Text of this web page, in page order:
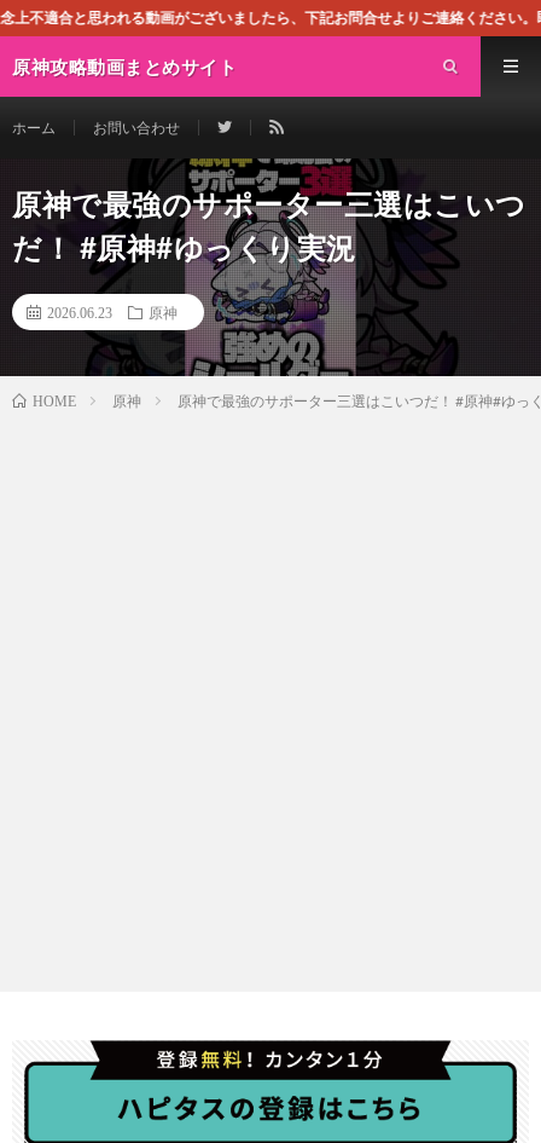
動画がございましたら、下記お問合せよりご連絡ください。即刻対処させて
原神攻略動画まとめサイト
ホーム お問い合わせ
原神で最強のサポーター三選はこいつ
だ！ #原神#ゆっくり実況
2026.06.23 原神
HOME 原神 原神で最強のサポーター三選はこいつだ！ #原神#ゆっ